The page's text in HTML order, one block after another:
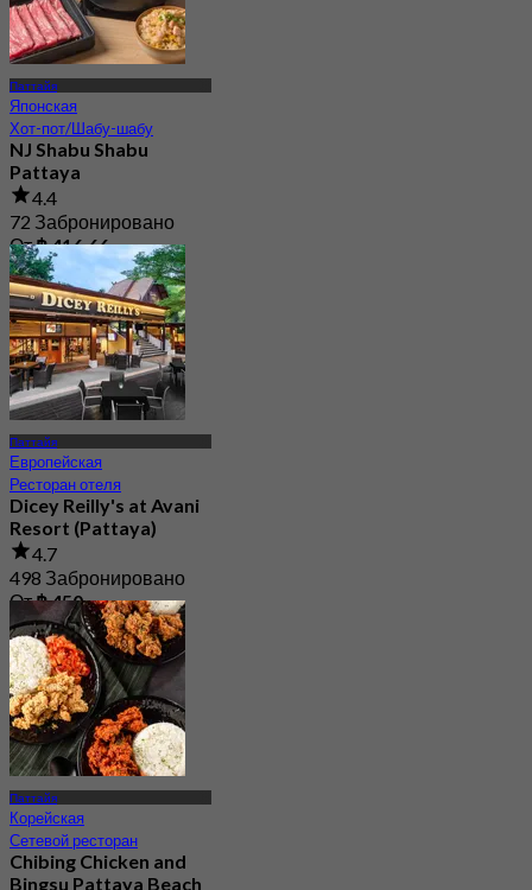
Паттайя
Японская
Хот-пот/Шабу-шабу
NJ Shabu Shabu
Pattaya
4.4
72 Забронировано
От฿ 416.66
Паттайя
Европейская
Ресторан отеля
Dicey Reilly's at Avani
Resort (Pattaya)
4.7
498 Забронировано
От฿ 450
Паттайя
Корейская
Сетевой ресторан
Chibing Chicken and
Bingsu Pattaya Beach